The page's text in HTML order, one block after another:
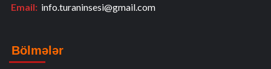
Email: info.turaninsesi@gmail.com
Bölmələr